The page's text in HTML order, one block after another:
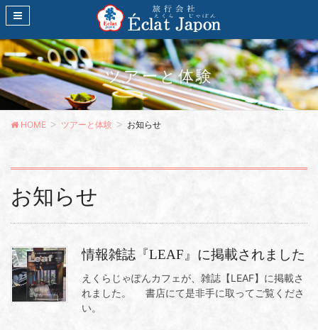
ツアーと体験
HOME ツアーと体験 お知らせ
お知らせ
情報雑誌『LEAF』に掲載されました
えくらじゃぽんカフェが、雑誌【LEAF】に掲載さ
れました。 書店にて是非手に取ってご覧くださ
い。